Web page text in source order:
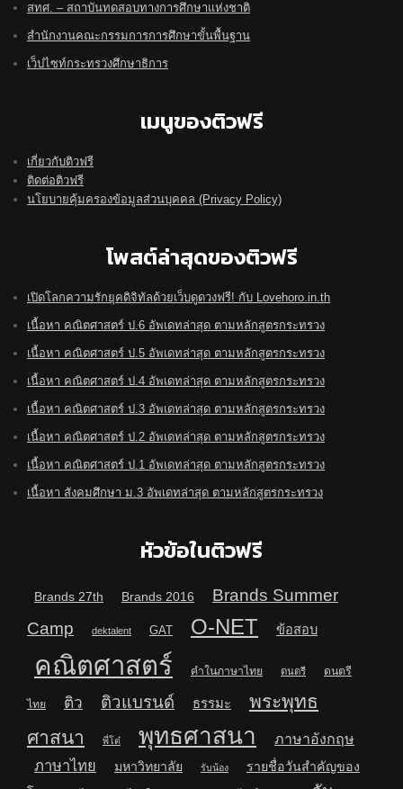
สทศ. – สถาบันทดสอบทางการศึกษาแห่งชาติ
สำนักงานคณะกรรมการการศึกษาขั้นพื้นฐาน
เว็ปไซท์กระทรวงศึกษาธิการ
เมนูของติวฟรี
เกี่ยวกับติวฟรี
ติดต่อติวฟรี
นโยบายคุ้มครองข้อมูลส่วนบุคคล (Privacy Policy)
โพสต์ล่าสุดของติวฟรี
เปิดโลกความรักยุคดิจิทัลด้วยเว็บดูดวงฟรี! กับ Lovehoro.in.th
เนื้อหา คณิตศาสตร์ ป.6 อัพเดทล่าสุด ตามหลักสูตรกระทรวง
เนื้อหา คณิตศาสตร์ ป.5 อัพเดทล่าสุด ตามหลักสูตรกระทรวง
เนื้อหา คณิตศาสตร์ ป.4 อัพเดทล่าสุด ตามหลักสูตรกระทรวง
เนื้อหา คณิตศาสตร์ ป.3 อัพเดทล่าสุด ตามหลักสูตรกระทรวง
เนื้อหา คณิตศาสตร์ ป.2 อัพเดทล่าสุด ตามหลักสูตรกระทรวง
เนื้อหา คณิตศาสตร์ ป.1 อัพเดทล่าสุด ตามหลักสูตรกระทรวง
เนื้อหา สังคมศึกษา ม.3 อัพเดทล่าสุด ตามหลักสูตรกระทรวง
หัวข้อในติวฟรี
Brands 27th Brands 2016
Brands Summer
Camp
dektalent GAT O-NET ข้อสอบ
คณิตศาสตร์ คำในภาษาไทย ดนตรี ดนตรี
ไทย ติว ติวแบรนด์ ธรรมะ
พระพุทธ
ศาสนา
พี่โต๋ พุทธศาสนา ภาษาอังกฤษ
ภาษาไทย มหาวิทยาลัย รับน้อง
รายชื่อวันสำคัญของ